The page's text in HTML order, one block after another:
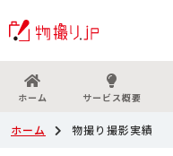
ホーム サービス概要
ホーム 物撮り撮影実績